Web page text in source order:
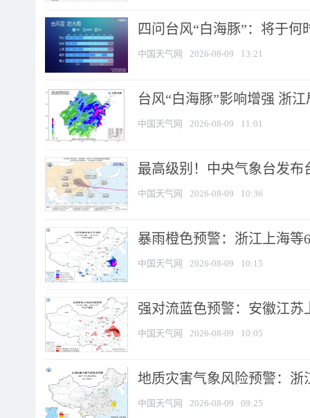
四问台风“白海豚”：将于
中国天气网 2026-08-09 13:21
台风“白海豚”影响增强 浙
中国天气网 2026-08-09 11:01
最高级别！中央气象台发布
中国天气网 2026-08-09 10:36
暴雨橙色预警：浙江上海等
中国天气网 2026-08-09 10:15
强对流蓝色预警：安徽江苏
中国天气网 2026-08-09 10:05
地质灾害气象风险预警：浙
中国天气网 2026-08-09 09:25